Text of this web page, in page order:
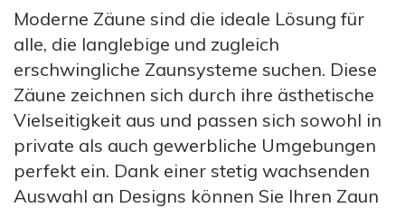
Moderne Zäune sind die ideale Lösung für
alle, die langlebige und zugleich
erschwingliche Zaunsysteme suchen. Diese
Zäune zeichnen sich durch ihre ästhetische
Vielseitigkeit aus und passen sich sowohl in
private als auch gewerbliche Umgebungen
perfekt ein. Dank einer stetig wachsenden
Auswahl an Designs können Sie Ihren Zaun